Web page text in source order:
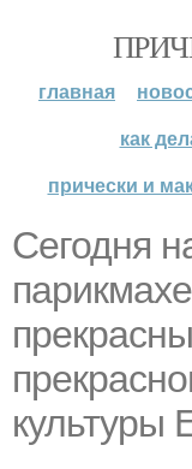
главная
как
прически и
Сегодня
культуры